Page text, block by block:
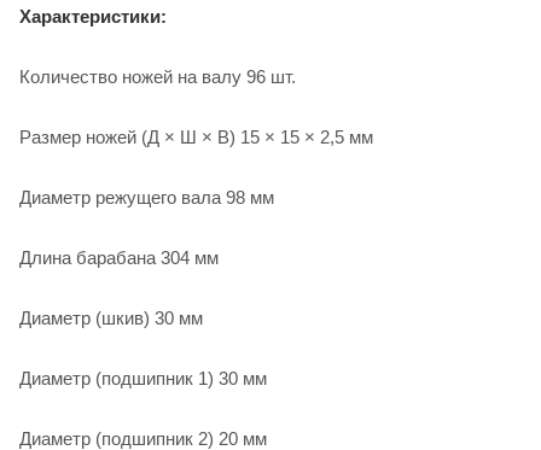
Характеристики:
Количество ножей на валу 96 шт.
Размер ножей (Д × Ш × В) 15 × 15 × 2,5 мм
Диаметр режущего вала 98 мм
Длина барабана 304 мм
Диаметр (шкив) 30 мм
Диаметр (подшипник 1) 30 мм
Диаметр (подшипник 2) 20 мм